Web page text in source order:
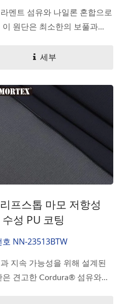
라멘트 섬유와 나일론 혼합으로
이 원단은 최소한의 보풀과...
세부
프스톱 마모 저항성
성 PU 코팅
호 NN-23513BTW
지속 가능성을 위해 설계된
은 견고한 Cordura® 섬유와...